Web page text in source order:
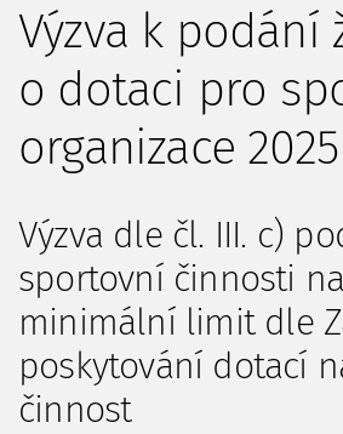
Výzva k podání
o dotaci pro
organizace 2025
Výzva dle čl. III. c)
sportovní činnosti
minimální limit dle
poskytování dotací
činnost